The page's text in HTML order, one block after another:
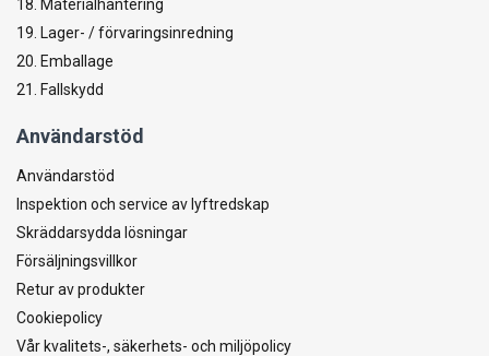
18. Materialhantering
19. Lager- / förvaringsinredning
20. Emballage
21. Fallskydd
Användarstöd
Användarstöd
Inspektion och service av lyftredskap
Skräddarsydda lösningar
Försäljningsvillkor
Retur av produkter
Cookiepolicy
Vår kvalitets-, säkerhets- och miljöpolicy